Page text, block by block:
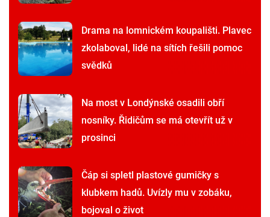
Drama na lomnickém koupališti. Plavec
zkolaboval, lidé na sítích řešili pomoc
svědků
Na most v Londýnské osadili obří
nosníky. Řidičům se má otevřít už v
prosinci
Čáp si spletl plastové gumičky s
klubkem hadů. Uvízly mu v zobáku,
bojoval o život